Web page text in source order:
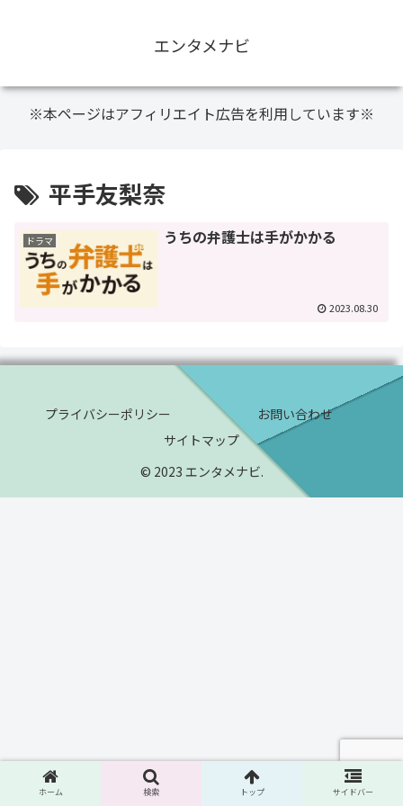
エンタメナビ
※本ページはアフィリエイト広告を利用しています※
平手友梨奈
ドラマ うちの弁護士は手がかかる
2023.08.30
プライバシーポリシー
お問い合わせ
サイトマップ
© 2023 エンタメナビ.
ホーム 検索 トップ サイドバー